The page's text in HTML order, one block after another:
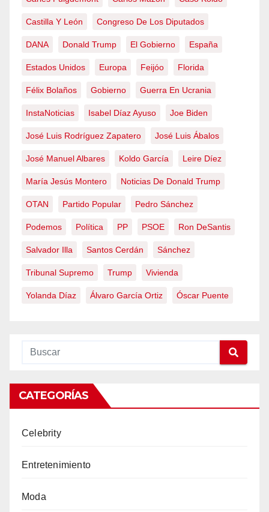
Castilla Y León Congreso De Los Diputados
DANA Donald Trump El Gobierno España
Estados Unidos Europa Feijóo Florida
Félix Bolaños Gobierno Guerra En Ucrania
InstaNoticias Isabel Díaz Ayuso Joe Biden
José Luis Rodríguez Zapatero José Luis Ábalos
José Manuel Albares Koldo García Leire Díez
María Jesús Montero Noticias De Donald Trump
OTAN Partido Popular Pedro Sánchez
Podemos Política PP PSOE Ron DeSantis
Salvador Illa Santos Cerdán Sánchez
Tribunal Supremo Trump Vivienda
Yolanda Díaz Álvaro García Ortiz Óscar Puente
CATEGORÍAS
Celebrity
Entretenimiento
Moda